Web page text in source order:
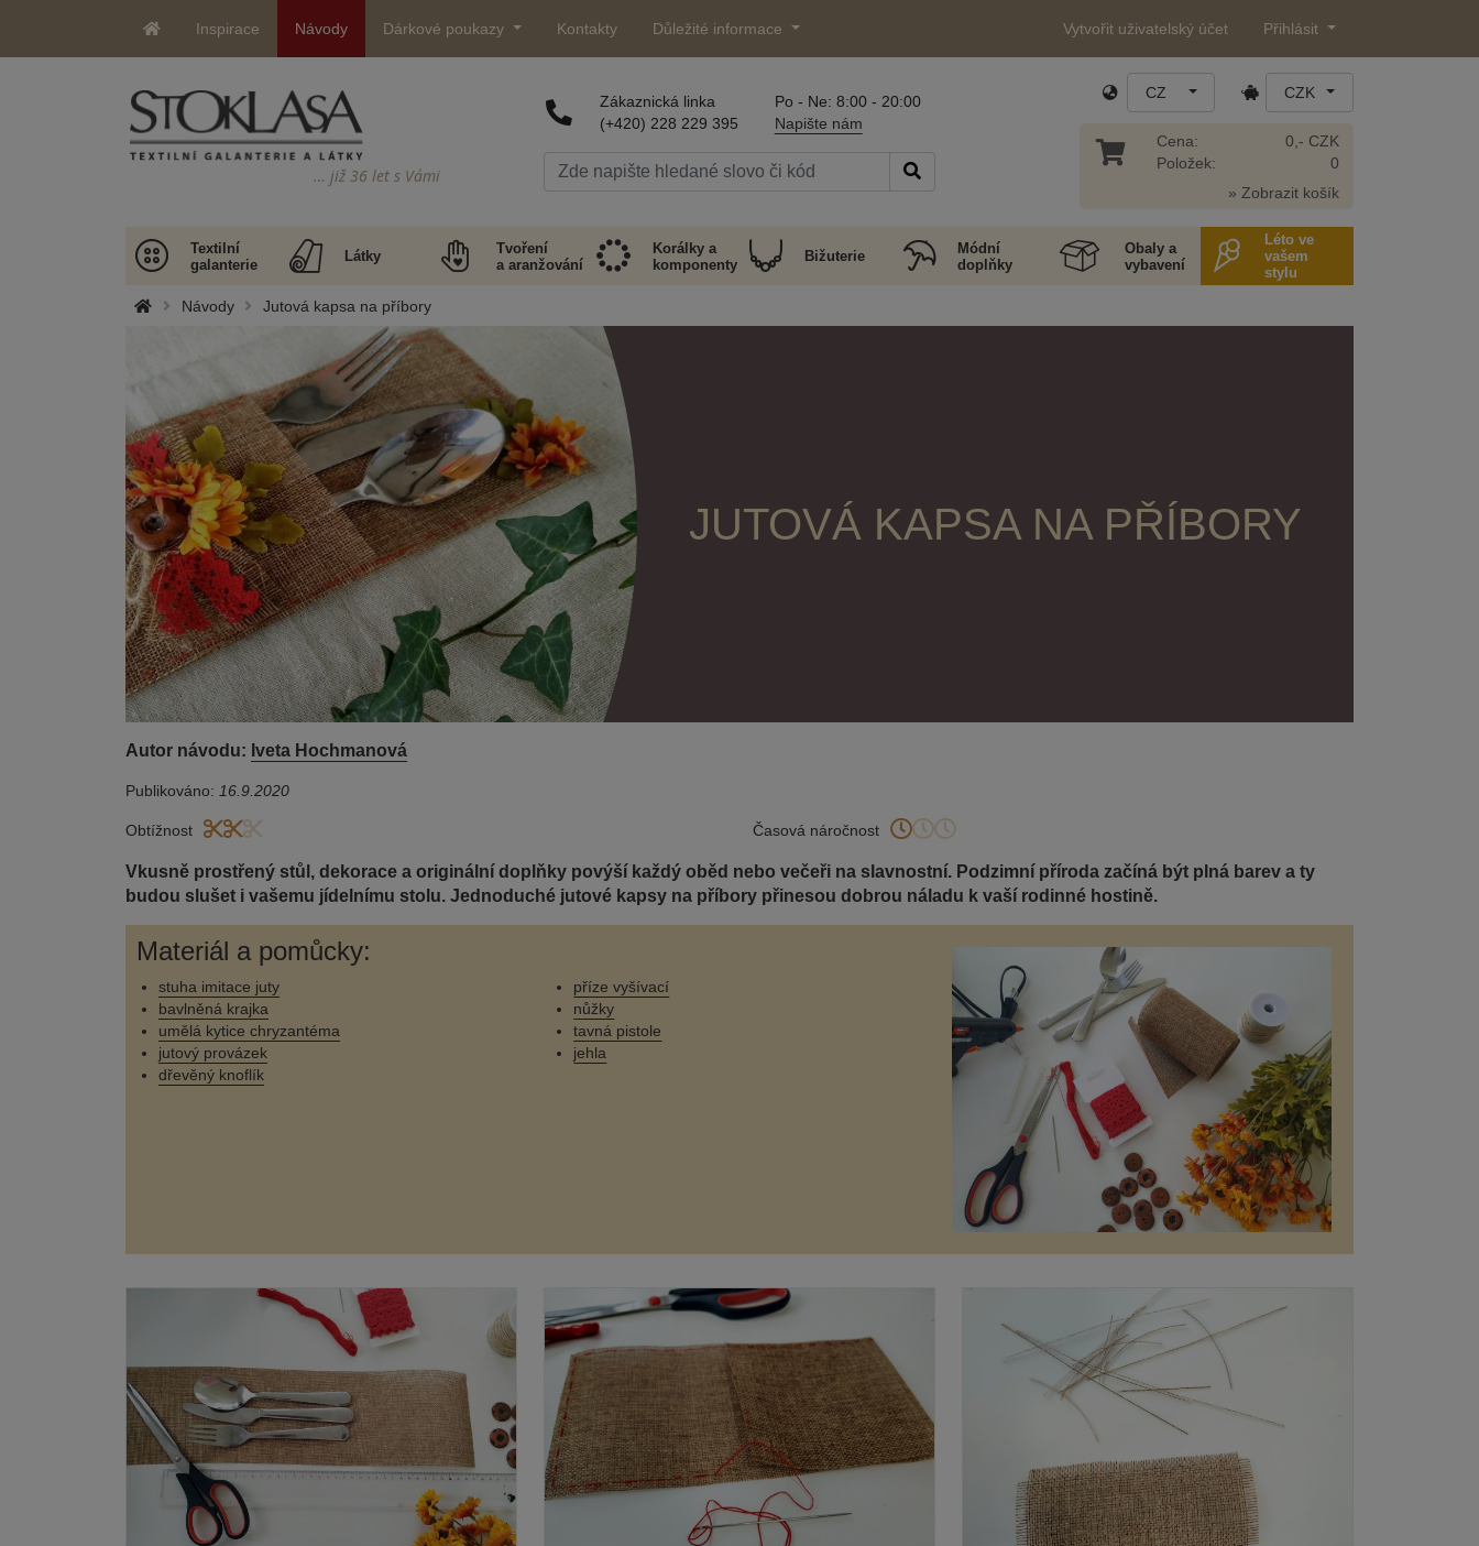
Inspirace Návody Dárkové poukazy Kontakty Důležité informace Vytvořit uživatelský účet Přihlásit
… již 36 let s Vámi
Zákaznická linka
(+420) 228 229 395
Po - Ne: 8:00 - 20:00
Napište nám
CZ CZK
Cena:
Položek:
0,- CZK
0
» Zobrazit košík
Textilní
galanterie
Látky
Tvoření
a aranžování
Korálky a
komponenty
Bižuterie
Módní
doplňky
Obaly a
vybavení
Léto ve
vašem
stylu
Návody Jutová kapsa na příbory
JUTOVÁ KAPSA NA PŘÍBORY
Autor návodu: Iveta Hochmanová
Publikováno: 16.9.2020
Obtížnost Časová náročnost
Vkusně prostřený stůl, dekorace a originální doplňky povýší každý oběd nebo večeři na slavnostní. Podzimní příroda začíná být plná barev a ty
budou slušet i vašemu jídelnímu stolu. Jednoduché jutové kapsy na příbory přinesou dobrou náladu k vaší rodinné hostině.
Materiál a pomůcky:
stuha imitace juty
bavlněná krajka
umělá kytice chryzantéma
jutový provázek
dřevěný knoflík
příze vyšívací
nůžky
tavná pistole
jehla